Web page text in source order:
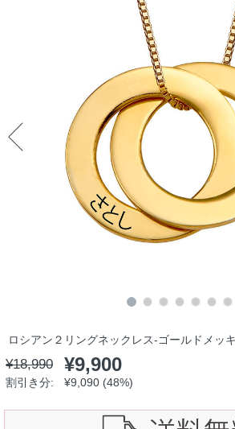
ロシアン２リングネックレス-ゴールドメッキ
¥18,990 ¥9,900
割引き分: ¥9,090 (48%)